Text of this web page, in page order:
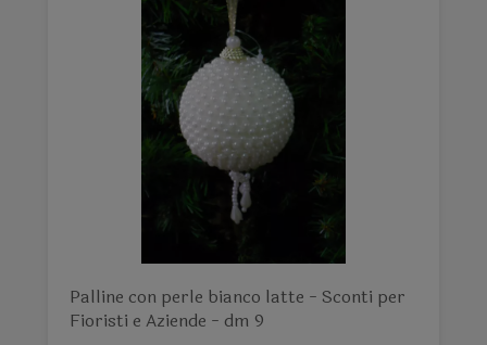
Palline con perle bianco latte - Sconti per
Fioristi e Aziende - dm 9